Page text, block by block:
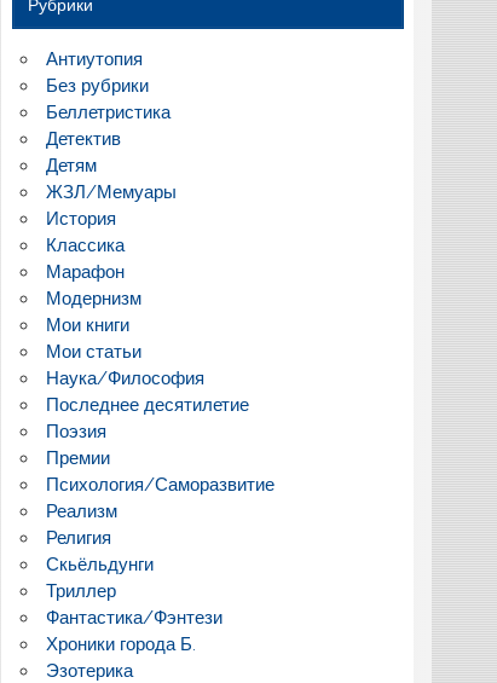
Рубрики
Антиутопия
Без рубрики
Беллетристика
Детектив
Детям
ЖЗЛ/Мемуары
История
Классика
Марафон
Модернизм
Мои книги
Мои статьи
Наука/Философия
Последнее десятилетие
Поэзия
Премии
Психология/Саморазвитие
Реализм
Религия
Скьёльдунги
Триллер
Фантастика/Фэнтези
Хроники города Б.
Эзотерика